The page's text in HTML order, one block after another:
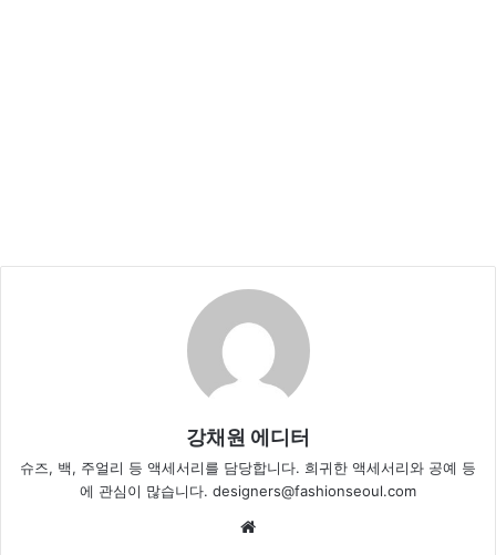
강채원 에디터
슈즈, 백, 주얼리 등 액세서리를 담당합니다. 희귀한 액세서리와 공예 등
에 관심이 많습니다. designers@fashionseoul.com